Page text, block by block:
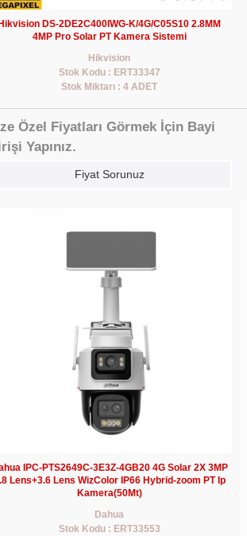
Hikvision DS-2DE2C400IWG-K/4G/C05S10 2.8MM
4MP Pro Solar PT Kamera Sistemi
Hikvision
Stok Kodu : ERT33347
Stok Miktarı : 4 ADET
Özel Fiyatları Görmek İçin Bayi
Yapınız.
Fiyat Sorunuz
IPC-PTS2649C-3E3Z-4GB20 4G Solar 2X 3MP
Lens+3.6 Lens WizColor IP66 Hybrid-zoom PT Ip
Kamera(50Mt)
Dahua
Stok Kodu : ERT33553